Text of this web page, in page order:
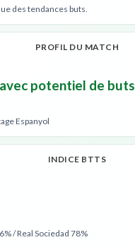
des tendances buts.
PROFIL DU MATCH
potentiel de buts
Espanyol
INDICE BTTS
/ Real Sociedad 78%